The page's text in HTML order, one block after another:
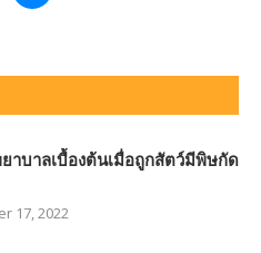
าบาลเบื้องต้นเมื่อถูกสัตว์มีพิษกัด
17, 2022